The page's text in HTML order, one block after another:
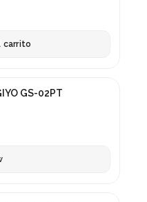
carrito
GIYO GS-02PT